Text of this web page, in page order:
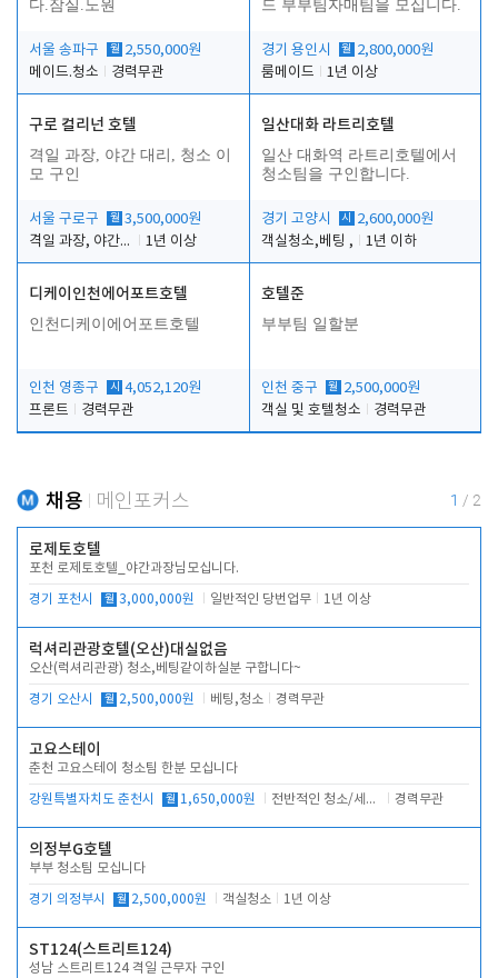
다.잠실.노원
서울 송파구 월 2,550,000원
메이드.청소
경력무관
드 부부팀자매팀을 모십니다.
경기 용인시 월 2,800,000원
룸메이드
1년 이상
구로 컬리넌 호텔
격일 과장, 야간 대리, 청소 이
모 구인
서울 구로구 월 3,500,000원
격일 과장, 야간 대리, 청소 이모
1년 이상
일산대화 라트리호텔
일산 대화역 라트리호텔에서
청소팀을 구인합니다.
경기 고양시 시
2,600,000원
객실청소,베팅 ,
1년 이하
디케이인천에어포트호텔
인천디케이에어포트호텔
인천 영종구 시 4,052,120원
프론트
경력무관
호텔준
부부팀 일할분
인천 중구 월 2,500,000원
객실 및 호텔청소
경력무관
채용 메인포커스 1 / 2
로제토호텔
포천 로제토호텔_야간과장님모십니다.
경기 포천시 월 3,000,000원 일반적인 당번업무 1년 이상
럭셔리관광호텔(오산)대실없음
오산(럭셔리관광) 청소,베팅같이하실분 구합니다~
경기 오산시 월 2,500,000원 베팅,청소 경력무관
고요스테이
춘천 고요스테이 청소팀 한분 모십니다
강원특별자치도 춘천시 월 1,650,000원 전반적인 청소/세탁업무 경력무관
의정부G호텔
부부 청소팀 모십니다
경기 의정부시 월 2,500,000원 객실청소 1년 이상
ST124(스트리트124)
성남 스트리트124 격일 근무자 구인